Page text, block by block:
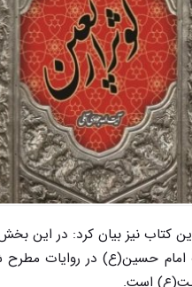
کتاب نیز بیان کرد: در این
امام حسین(ع) در روایات
است.